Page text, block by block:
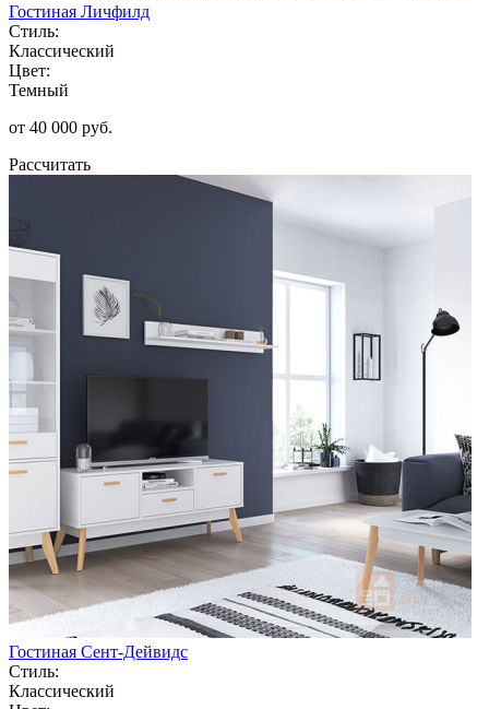
Гостиная Личфилд
Стиль:
Классический
Цвет:
Темный
от 40 000 руб.
Рассчитать
Гостиная Сент-Дейвидс
Стиль:
Классический